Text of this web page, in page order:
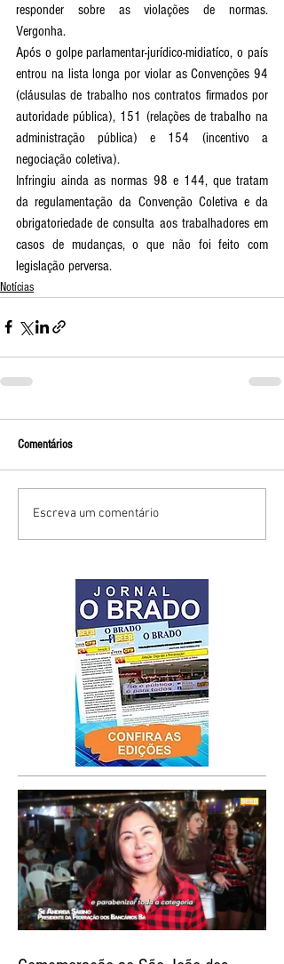
responder sobre as violações de normas.
Vergonha.
Após o golpe parlamentar-jurídico-midiatíco, o país
entrou na lista longa por violar as Convenções 94
(cláusulas de trabalho nos contratos firmados por
autoridade pública), 151 (relações de trabalho na
administração pública) e 154 (incentivo a
negociação coletiva).
Infringiu ainda as normas 98 e 144, que tratam
da regulamentação da Convenção Coletiva e da
obrigatoriedade de consulta aos trabalhadores em
casos de mudanças, o que não foi feito com
legislação perversa.
Notícias
Comentários
Escreva um comentário